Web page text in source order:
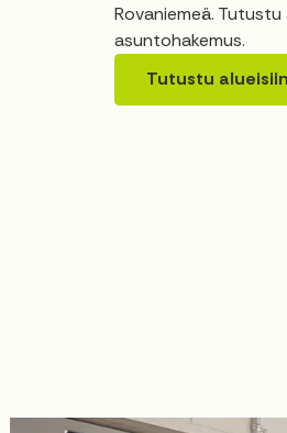
Rovaniemeä.
asuntohakemus.
Tutustu alueisiin